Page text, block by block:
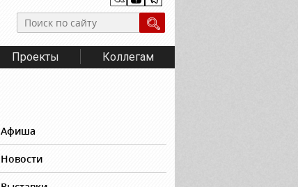
Проекты Коллегам
Афиша
Новости